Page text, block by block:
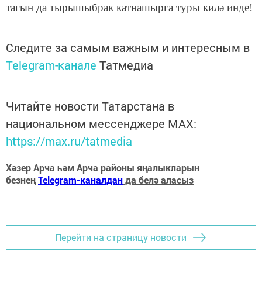
тагын да тырышыбрак катнашырга туры килә инде!
Следите за самым важным и интересным в
Telegram-канале Татмедиа
Читайте новости Татарстана в
национальном мессенджере MАХ:
https://max.ru/tatmedia
Хәзер Арча һәм Арча районы яңалыкларын
безнеңTelegram-каналданда белә аласыз
Перейти на страницу новости